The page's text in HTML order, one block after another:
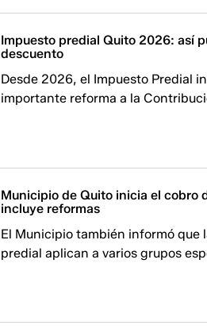
Impuesto predial Quito 2026: así
descuento
Desde 2026, el Impuesto Predial
importante reforma a la
Municipio de Quito inicia el cobro
incluye reformas
El Municipio también informó que
predial aplican a varios grupos